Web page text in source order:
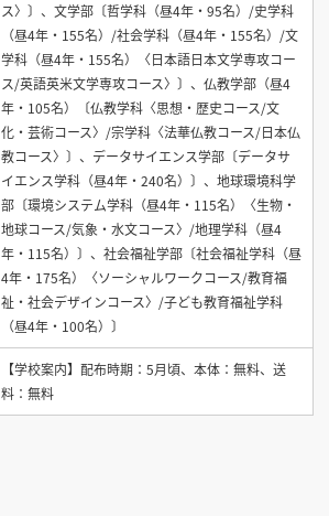
ス〉〕、文学部〔哲学科（昼4年・95名）/史学科
（昼4年・155名）/社会学科（昼4年・155名）/文
学科（昼4年・155名）〈日本語日本文学専攻コー
ス/英語英米文学専攻コース〉〕、仏教学部（昼4
年・105名）〔仏教学科〈思想・歴史コース/文
化・芸術コース〉/宗学科〈法華仏教コース/日本仏
教コース〉〕、データサイエンス学部〔データサ
イエンス学科（昼4年・240名）〕、地球環境科学
部〔環境システム学科（昼4年・115名）〈生物・
地球コース/気象・水文コース〉/地理学科（昼4
年・115名）〕、社会福祉学部〔社会福祉学科（昼
4年・175名）〈ソーシャルワークコース/教育福
祉・社会デザインコース〉/子ども教育福祉学科
（昼4年・100名）〕
【学校案内】配布時期：5月頃、本体：無料、送
料：無料